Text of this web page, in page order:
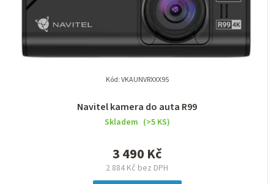
Navitel kamera do auta R99
Skladem (>5 KS)
2 884 Kč bez DPH
3 490 Kč
Kód:VKAUNVRXXX95